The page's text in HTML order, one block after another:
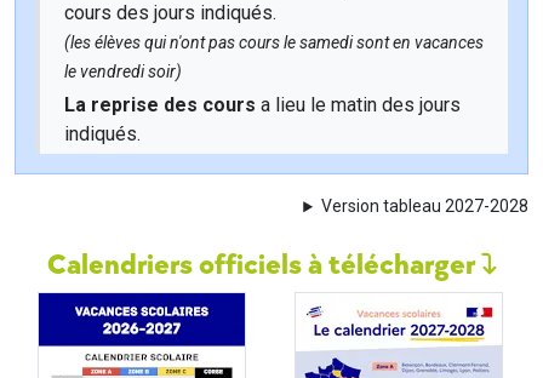
cours des jours indiqués.
(les élèves qui n'ont pas cours le samedi sont en vacances
le vendredi soir)
La reprise des cours a lieu le matin des jours
indiqués.
Version tableau 2027-2028
Calendriers officiels à télécharger